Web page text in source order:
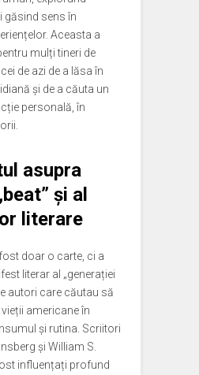
găsind sens în
Aceasta a
mulți tineri de
de azi de a lăsa în
și de a căuta un
personală, în
asupra
și al
literare
doar o carte, ci a
literar al „generației
autori care căutau să
americane în
și rutina. Scriitori
și William S.
influențați profund